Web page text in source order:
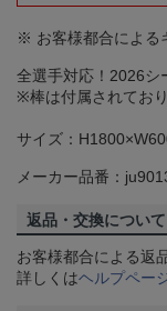
※ お客様都合による
全選手対応！2026シ
※棒は付属されており
サイズ：
メーカー品番：
返品・交換について
お客様都合による返
詳しくはヘルプペー